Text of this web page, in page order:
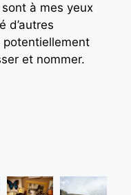
à mes yeux
d’autres
et nommer.